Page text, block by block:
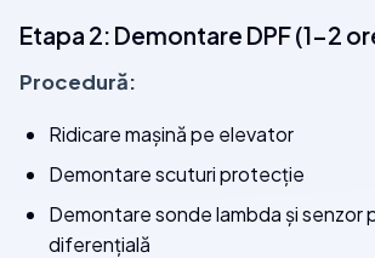
Etapa 2: Demontare DPF (1-2
Procedură:
Ridicare mașină pe elevator
Demontare scuturi protecție
Demontare sonde lambda și senzor
diferențială